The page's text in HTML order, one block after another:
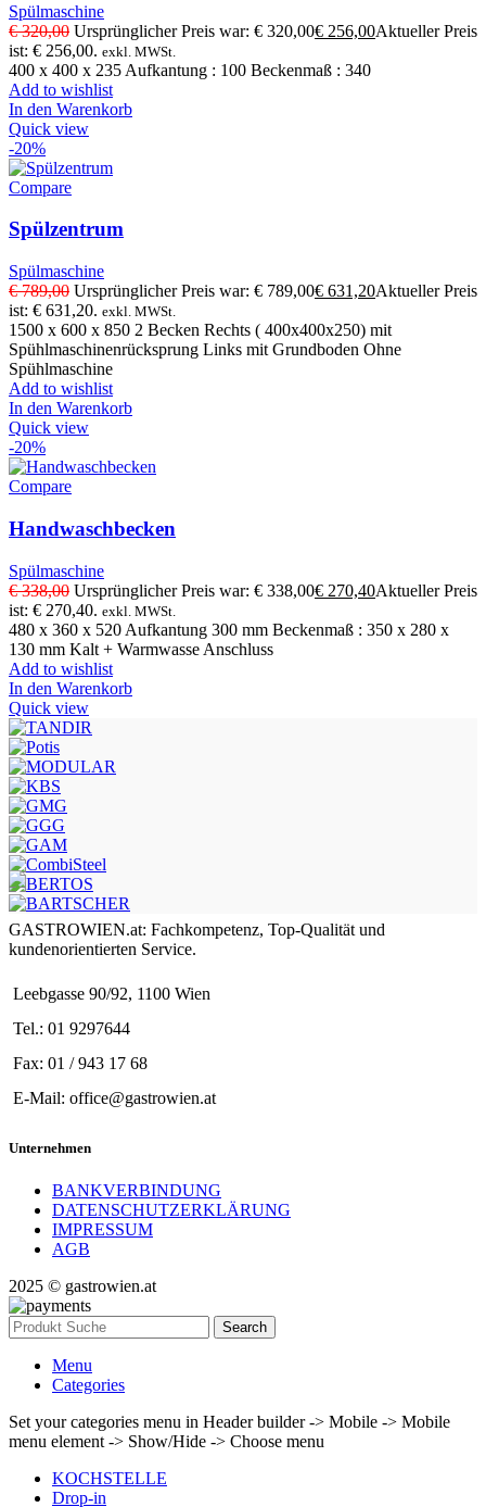
Spülmaschine
€320,00 Ursprünglicher Preis war: € 320,00€ 256,00Aktueller Preis
ist: € 256,00. exkl. MWSt.
400 x 400 x 235 Aufkantung : 100 Beckenmaß : 340
Add to wishlist
In den Warenkorb
Quick view
-20%
Compare
Spülzentrum
Spülmaschine
€789,00 Ursprünglicher Preis war: € 789,00€ 631,20Aktueller Preis
ist: € 631,20. exkl. MWSt.
1500 x 600 x 850 2 Becken Rechts ( 400x400x250) mit
Spühlmaschinenrücksprung Links mit Grundboden Ohne
Spühlmaschine
Add to wishlist
In den Warenkorb
Quick view
-20%
Compare
Handwaschbecken
Spülmaschine
€338,00 Ursprünglicher Preis war: € 338,00€ 270,40Aktueller Preis
ist: € 270,40. exkl. MWSt.
480 x 360 x 520 Aufkantung 300 mm Beckenmaß : 350 x 280 x
130 mm Kalt + Warmwasse Anschluss
Add to wishlist
In den Warenkorb
Quick view
GASTROWIEN.at: Fachkompetenz, Top-Qualität und
kundenorientierten Service.
Leebgasse 90/92, 1100 Wien
Tel.: 01 9297644
Fax: 01 / 943 17 68
E-Mail: office@gastrowien.at
Unternehmen
BANKVERBINDUNG
DATENSCHUTZERKLÄRUNG
IMPRESSUM
AGB
2025 © gastrowien.at
Search
Menu
Categories
Set your categories menu in Header builder -> Mobile -> Mobile
menu element -> Show/Hide -> Choose menu
KOCHSTELLE
Drop-in